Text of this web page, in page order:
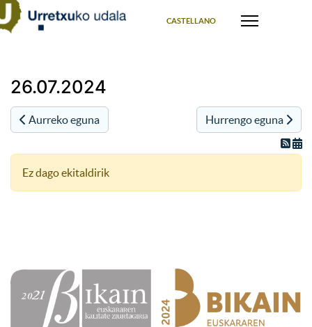
CASTELLANO
26.07.2024
Aurreko eguna Hurrengo eguna
Ez dago ekitaldirik